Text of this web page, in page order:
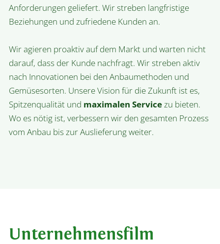
Anforderungen geliefert. Wir streben langfristige
Beziehungen und zufriedene Kunden an.
Wir agieren proaktiv auf dem Markt und warten nicht
darauf, dass der Kunde nachfragt. Wir streben aktiv
nach Innovationen bei den Anbaumethoden und
Gemüsesorten. Unsere Vision für die Zukunft ist es,
Spitzenqualität und maximalen Servicezu bieten.
Wo es nötig ist, verbessern wir den gesamten Prozess
vom Anbau bis zur Auslieferung weiter.
Unternehmensfilm